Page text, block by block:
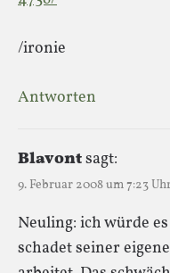
/ironie
Antworten
Blavontsagt:
9. Februar 2008 um 7:23
Neuling: ich würde
schadet seiner